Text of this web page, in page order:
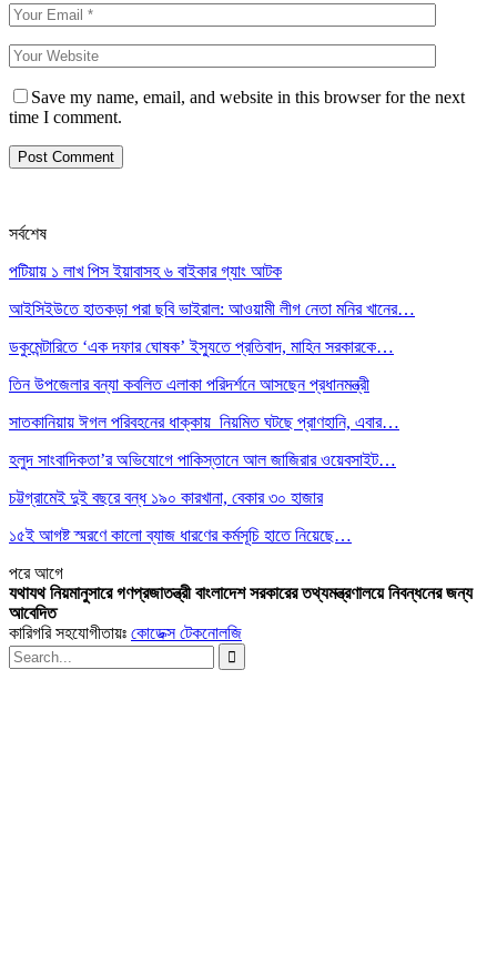
Save my name, email, and website in this browser for the next
time I comment.
সর্বশেষ
পটিয়ায় ১ লাখ পিস ইয়াবাসহ ৬ বাইকার গ্যাং আটক
আইসিইউতে হাতকড়া পরা ছবি ভাইরাল: আওয়ামী লীগ নেতা মনির খানের…
ডকুমেন্টারিতে ‘এক দফার ঘোষক’ ইস্যুতে প্রতিবাদ, মাহিন সরকারকে…
তিন উপজেলার বন্যা কবলিত এলাকা পরিদর্শনে আসছেন প্রধানমন্ত্রী
সাতকানিয়ায় ঈগল পরিবহনের ধাক্কায় নিয়মিত ঘটছে প্রাণহানি, এবার…
হলুদ সাংবাদিকতা’র অভিযোগে পাকিস্তানে আল জাজিরার ওয়েবসাইট…
চট্টগ্রামেই দুই বছরে বন্ধ ১৯০ কারখানা, বেকার ৩০ হাজার
১৫ই আগষ্ট স্মরণে কালো ব্যাজ ধারণের কর্মসূচি হাতে নিয়েছে…
পরেআগে
যথাযথ নিয়মানুসারে গণপ্রজাতন্ত্রী বাংলাদেশ সরকারের তথ্যমন্ত্রণালয়ে নিবন্ধনের জন্য
আবেদিত
কারিগরি সহযোগীতায়ঃ কোডেক্স টেকনোলজি